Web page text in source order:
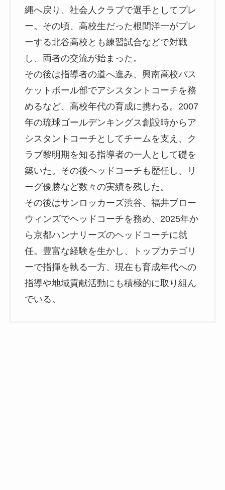
縄へ戻り、社会人クラブで選手としてプレ
ー。その頃、高校生だった根間洋一がプレ
ーする北谷高校とも練習試合などで対戦
し、両者の交流が始まった。
その後は指導者の道へ進み、興南高校バス
ケットボール部でアシスタントコーチを務
めるなど、高校年代の育成に携わる。2007
年の琉球ゴールデンキングス創設時からア
シスタントコーチとしてチームを支え、ク
ラブ黎明期を知る指導者の一人として礎を
築いた。その後ヘッドコーチも歴任し、リ
ーグ優勝など数々の実績を残した。
その後はサンロッカーズ渋谷、福井ブロー
ウィンズでヘッドコーチを務め、2025年か
ら京都ハンナリーズのヘッドコーチに就
任。豊富な経験を生かし、トップカテゴリ
ーで指揮を執る一方、現在も育成年代への
指導や地域貢献活動にも積極的に取り組ん
でいる。